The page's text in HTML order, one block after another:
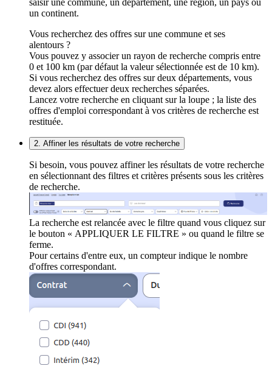
un continent.
Vous recherchez des offres sur une commune et ses
alentours ?
Vous pouvez y associer un rayon de recherche compris entre
0 et 100 km (par défaut la valeur sélectionnée est de 10 km).
Si vous recherchez des offres sur deux départements, vous
devez alors effectuer deux recherches séparées.
Lancez votre recherche en cliquant sur la loupe ; la liste des
offres d'emploi correspondant à vos critères de recherche est
restituée.
2. Affiner les résultats de votre recherche
Si besoin, vous pouvez affiner les résultats de votre recherche
en sélectionnant des filtres et critères présents sous les critères
de recherche.
La recherche est relancée avec le filtre quand vous cliquez sur
le bouton « APPLIQUER LE FILTRE » ou quand le filtre se
ferme.
Pour certains d'entre eux, un compteur indique le nombre
d'offres correspondant.